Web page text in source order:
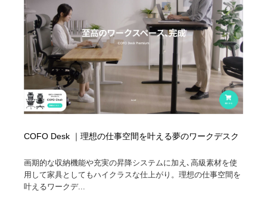
COFO Desk ｜理想の仕事空間を叶える夢のワークデスク
画期的な収納機能や充実の昇降システムに加え､高級素材を使
用して家具としてもハイクラスな仕上がり。理想の仕事空間を
叶えるワークデ...